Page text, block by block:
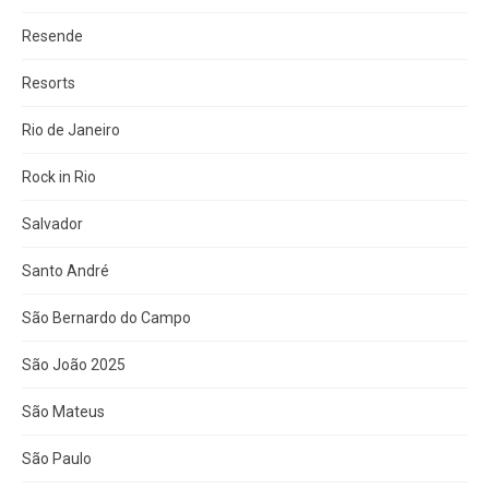
Resende
Resorts
Rio de Janeiro
Rock in Rio
Salvador
Santo André
São Bernardo do Campo
São João 2025
São Mateus
São Paulo